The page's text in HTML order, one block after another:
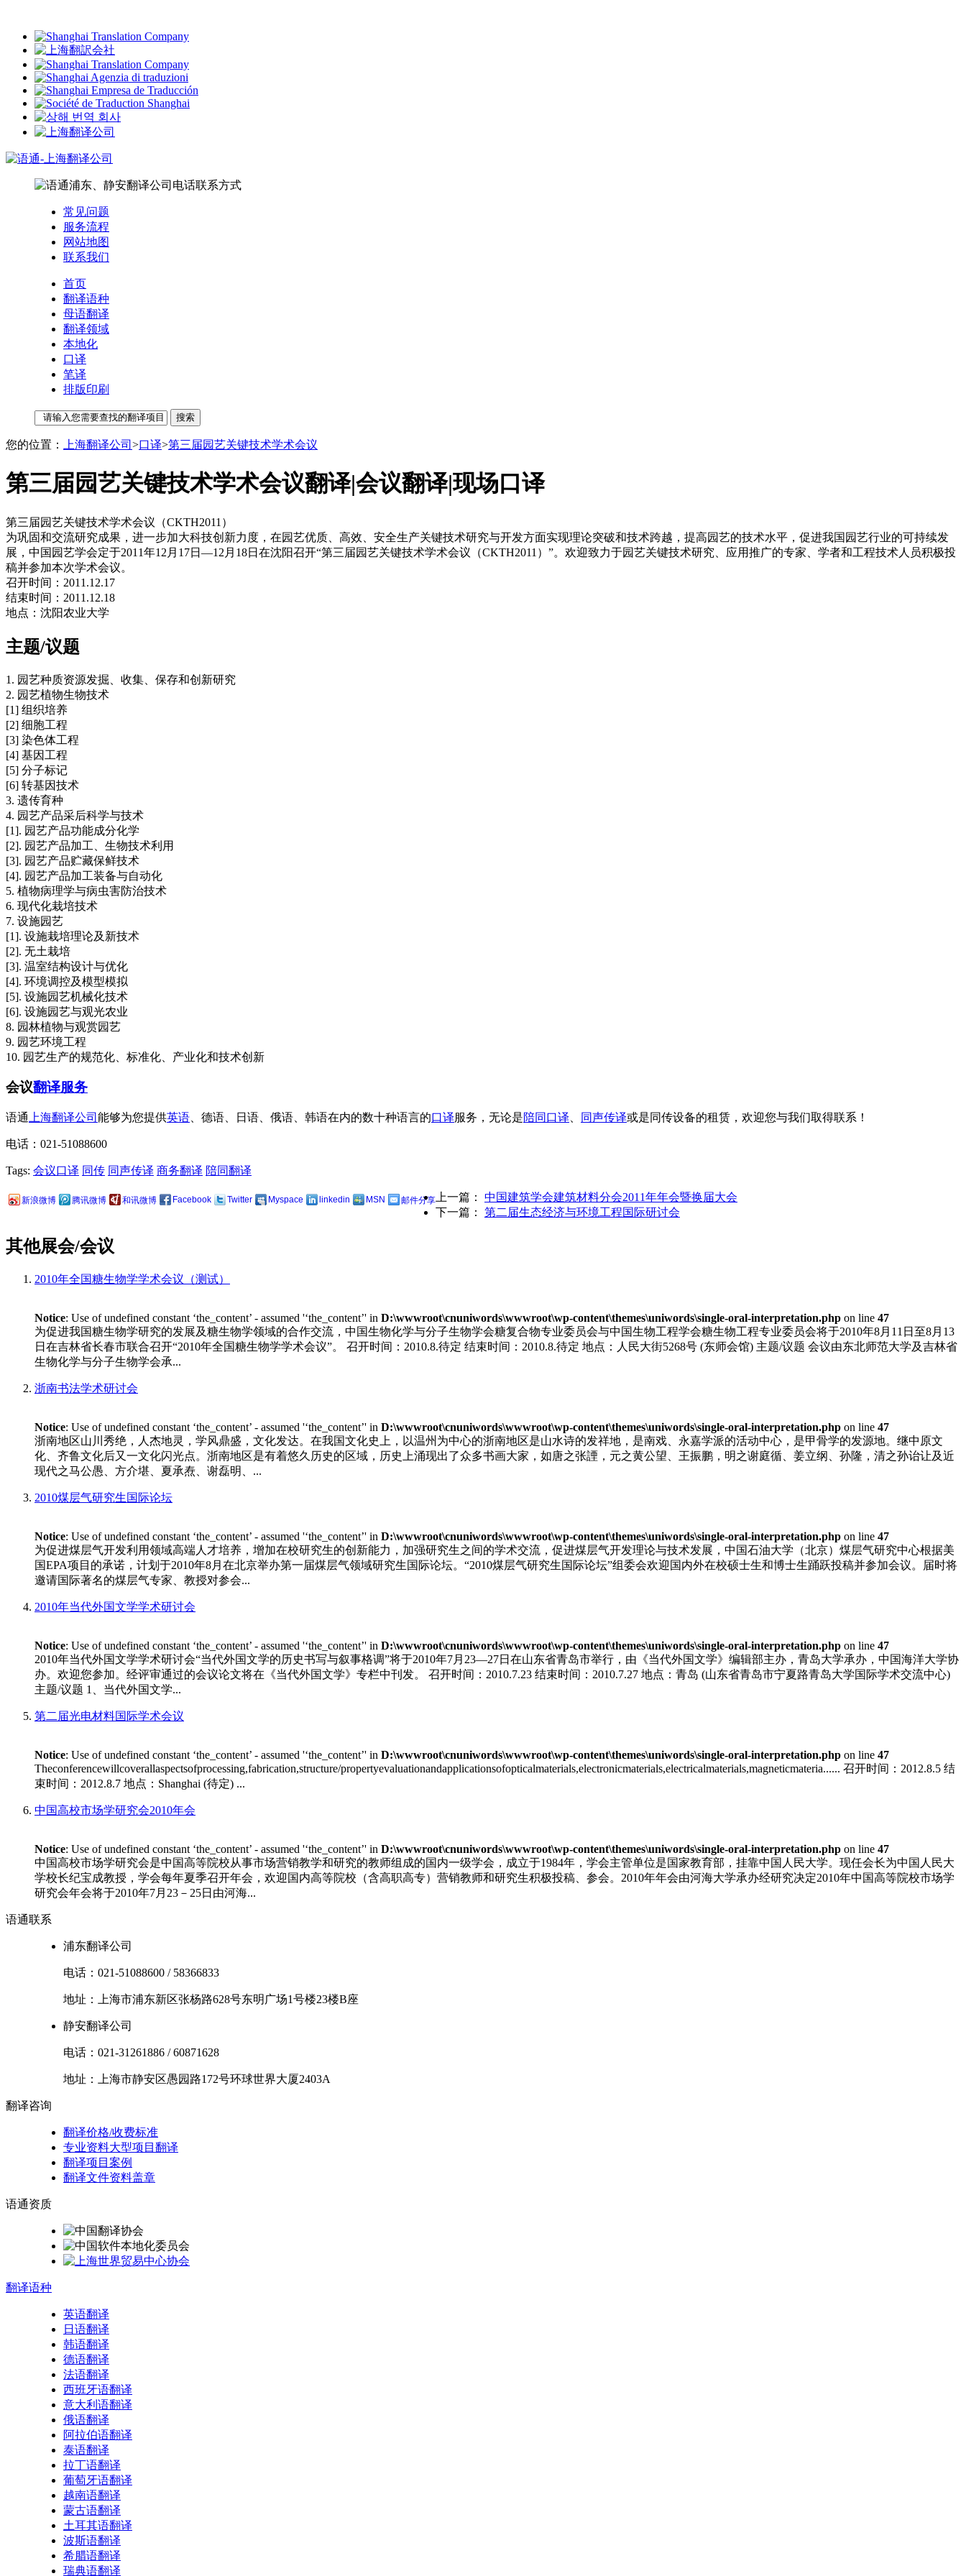
常见问题
服务流程
网站地图
联系我们
首页
翻译语种
母语翻译
翻译领域
本地化
口译
笔译
排版印刷
您的位置： 上海翻译公司 >口译>第三届园艺关键技术学术会议
第三届园艺关键技术学术会议翻译|会议翻译|现场口译
第三届园艺关键技术学术会议（CKTH2011）
为巩固和交流研究成果，进一步加大科技创新力度，在园艺优质、高效、安全生产关键技术研究与开发方面实现理论突破和技术跨越，提高园艺的技术水平，促进我国园艺行业的可持续发
展，中国园艺学会定于2011年12月17日—12月18日在沈阳召开“第三届园艺关键技术学术会议（CKTH2011）”。欢迎致力于园艺关键技术研究、应用推广的专家、学者和工程技术人员积极投
稿并参加本次学术会议。
召开时间：2011.12.17
结束时间：2011.12.18
地点：沈阳农业大学
主题/议题
1. 园艺种质资源发掘、收集、保存和创新研究
2. 园艺植物生物技术
[1] 组织培养
[2] 细胞工程
[3] 染色体工程
[4] 基因工程
[5] 分子标记
[6] 转基因技术
3. 遗传育种
4. 园艺产品采后科学与技术
[1]. 园艺产品功能成分化学
[2]. 园艺产品加工、生物技术利用
[3]. 园艺产品贮藏保鲜技术
[4]. 园艺产品加工装备与自动化
5. 植物病理学与病虫害防治技术
6. 现代化栽培技术
7. 设施园艺
[1]. 设施栽培理论及新技术
[2]. 无土栽培
[3]. 温室结构设计与优化
[4]. 环境调控及模型模拟
[5]. 设施园艺机械化技术
[6]. 设施园艺与观光农业
8. 园林植物与观赏园艺
9. 园艺环境工程
10. 园艺生产的规范化、标准化、产业化和技术创新
会议翻译服务
语通 上海翻译公司 能够为您提供英语 、德语、日语、俄语、韩语在内的数十种语言的口译服务，无论是陪同口译 同声传译或是同传设备的租赁，欢迎您与我们取得联系！
电话：021-51088600
Tags: 会议口译 同传 同声传译 商务翻译 陪同翻译
新浪微博 腾讯微博 和讯微博 Facebook Twitter Myspace linkedin MSN 邮件分享 上一篇： 中国建筑学会建筑材料分会2011年年会暨换届大会
下一篇： 第二届生态经济与环境工程国际研讨会
其他展会/会议
2010年全国糖生物学学术会议（测试）
Notice: Use of undefined constant ‘the_content’ - assumed '‘the_content’' in D:\wwwroot\cnuniwords\wwwroot\wp-content\themes\uniwords\single-oral-interpretation.php on line 47
为促进我国糖生物学研究的发展及糖生物学领域的合作交流，中国生物化学与分子生物学会糖复合物专业委员会与中国生物工程学会糖生物工程专业委员会将于2010年8月11日至8月13
日在吉林省长春市联合召开“2010年全国糖生物学学术会议”。 召开时间：2010.8.待定 结束时间：2010.8.待定 地点：人民大街5268号 (东师会馆) 主题/议题 会议由东北师范大学及吉林省
生物化学与分子生物学会承...
浙南书法学术研讨会
Notice: Use of undefined constant ‘the_content’ - assumed '‘the_content’' in D:\wwwroot\cnuniwords\wwwroot\wp-content\themes\uniwords\single-oral-interpretation.php on line 47
浙南地区山川秀绝，人杰地灵，学风鼎盛，文化发达。在我国文化史上，以温州为中心的浙南地区是山水诗的发祥地，是南戏、永嘉学派的活动中心，是甲骨学的发源地。继中原文
化、齐鲁文化后又一文化闪光点。浙南地区是有着悠久历史的区域，历史上涌现出了众多书画大家，如唐之张諲，元之黄公望、王振鹏，明之谢庭循、姜立纲、孙隆，清之孙诒让及近
现代之马公愚、方介堪、夏承焘、谢磊明、...
2010煤层气研究生国际论坛
Notice: Use of undefined constant ‘the_content’ - assumed '‘the_content’' in D:\wwwroot\cnuniwords\wwwroot\wp-content\themes\uniwords\single-oral-interpretation.php on line 47
为促进煤层气开发利用领域高端人才培养，增加在校研究生的创新能力，加强研究生之间的学术交流，促进煤层气开发理论与技术发展，中国石油大学（北京）煤层气研究中心根据美
国EPA项目的承诺，计划于2010年8月在北京举办第一届煤层气领域研究生国际论坛。“2010煤层气研究生国际论坛”组委会欢迎国内外在校硕士生和博士生踊跃投稿并参加会议。届时将
邀请国际著名的煤层气专家、教授对参会...
2010年当代外国文学学术研讨会
Notice: Use of undefined constant ‘the_content’ - assumed '‘the_content’' in D:\wwwroot\cnuniwords\wwwroot\wp-content\themes\uniwords\single-oral-interpretation.php on line 47
2010年当代外国文学学术研讨会“当代外国文学的历史书写与叙事格调”将于2010年7月23—27日在山东省青岛市举行，由《当代外国文学》编辑部主办，青岛大学承办，中国海洋大学协
办。欢迎您参加。经评审通过的会议论文将在《当代外国文学》专栏中刊发。 召开时间：2010.7.23 结束时间：2010.7.27 地点：青岛 (山东省青岛市宁夏路青岛大学国际学术交流中心)
主题/议题 1、当代外国文学...
第二届光电材料国际学术会议
Notice: Use of undefined constant ‘the_content’ - assumed '‘the_content’' in D:\wwwroot\cnuniwords\wwwroot\wp-content\themes\uniwords\single-oral-interpretation.php on line 47
Theconferencewillcoverallaspectsofprocessing,fabrication,structure/propertyevaluationandapplicationsofopticalmaterials,electronicmaterials,electricalmaterials,magneticmateria...... 召开时间：2012.8.5 结
束时间：2012.8.7 地点：Shanghai (待定) ...
中国高校市场学研究会2010年会
Notice: Use of undefined constant ‘the_content’ - assumed '‘the_content’' in D:\wwwroot\cnuniwords\wwwroot\wp-content\themes\uniwords\single-oral-interpretation.php on line 47
中国高校市场学研究会是中国高等院校从事市场营销教学和研究的教师组成的国内一级学会，成立于1984年，学会主管单位是国家教育部，挂靠中国人民大学。现任会长为中国人民大
学校长纪宝成教授，学会每年夏季召开年会，欢迎国内高等院校（含高职高专）营销教师和研究生积极投稿、参会。2010年年会由河海大学承办经研究决定2010年中国高等院校市场学
研究会年会将于2010年7月23－25日由河海...
语通联系
浦东翻译公司
电话： 021-51088600 / 58366833
地址： 上海市浦东新区张杨路628号东明广场1号楼23楼B座
静安翻译公司
电话： 021-31261886 /60871628
地址： 上海市静安区愚园路172号环球世界大厦2403A
翻译咨询
翻译价格/收费标准
专业资料大型项目翻译
翻译项目案例
翻译文件资料盖章
语通资质
翻译语种
英语翻译
日语翻译
韩语翻译
德语翻译
法语翻译
西班牙语翻译
意大利语翻译
俄语翻译
阿拉伯语翻译
泰语翻译
拉丁语翻译
葡萄牙语翻译
越南语翻译
蒙古语翻译
土耳其语翻译
波斯语翻译
希腊语翻译
瑞典语翻译